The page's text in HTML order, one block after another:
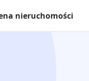
nieruchomości